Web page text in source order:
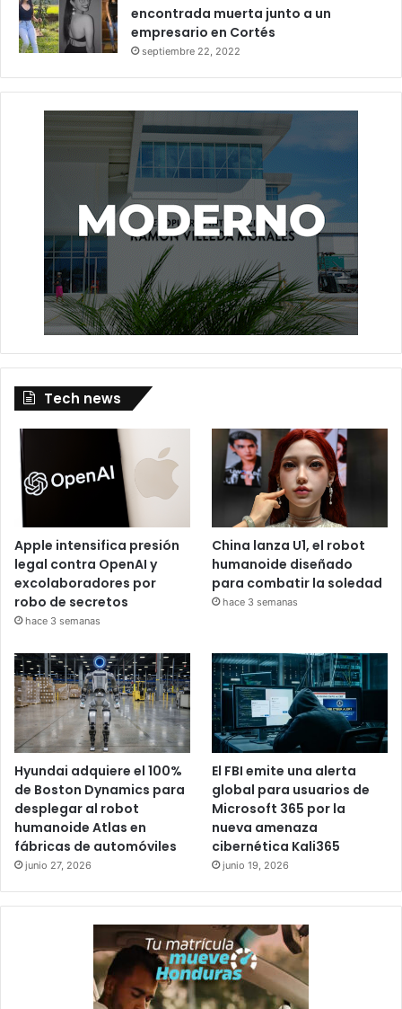
encontrada muerta junto a un
empresario en Cortés
septiembre 22, 2022
Tech news
Apple intensifica presión
legal contra OpenAI y
excolaboradores por
robo de secretos
hace 3 semanas
China lanza U1, el robot
humanoide diseñado
para combatir la soledad
hace 3 semanas
Hyundai adquiere el 100%
de Boston Dynamics para
desplegar al robot
humanoide Atlas en
fábricas de automóviles
junio 27, 2026
El FBI emite una alerta
global para usuarios de
Microsoft 365 por la
nueva amenaza
cibernética Kali365
junio 19, 2026